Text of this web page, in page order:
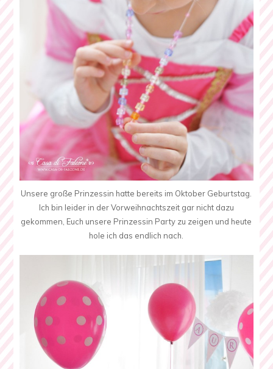
Unsere große Prinzessin hatte bereits im Oktober Geburtstag.
Ich bin leider in der Vorweihnachtszeit gar nicht dazu
gekommen, Euch unsere Prinzessin Party zu zeigen und heute
hole ich das endlich nach.